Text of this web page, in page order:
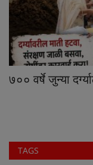
७०० वर्षे जुन्या
TAGS